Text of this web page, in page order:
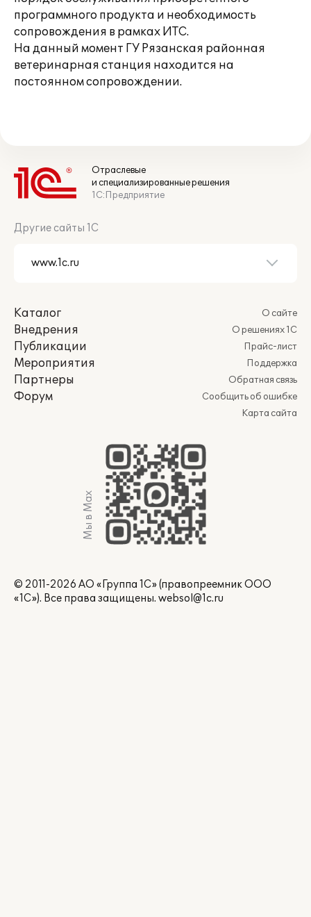
программного продукта и необходимость
сопровождения в рамках ИТС.
На данный момент ГУ Рязанская районная
ветеринарная станция находится на
постоянном сопровождении.
Отраслевые
и специализированные решения
1С:Предприятие
Другие сайты 1С
Каталог
Внедрения
Публикации
Мероприятия
Партнеры
Форум
О сайте
О решениях 1С
Прайс-лист
Поддержка
Обратная связь
Сообщить об ошибке
Карта сайта
Мы в Max
© 2011-2026 АО «Группа 1С» (правопреемник ООО
«1С»). Все права защищены. websol@1c.ru